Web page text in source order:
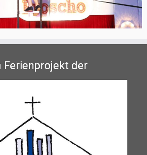
Ferienprojekt der